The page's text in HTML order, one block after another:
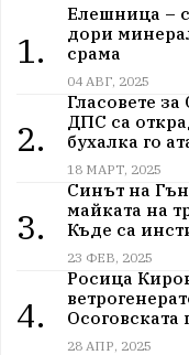
1.
Елешница –
дори
срама
04 АВГ, 2025
2.
Гласовете
ДПС са
бухалка го
18 МАРТ, 2025
3.
Синът на
майката на
Къде са
23 ФЕВ, 2025
4.
Росица
28 АПР, 2025